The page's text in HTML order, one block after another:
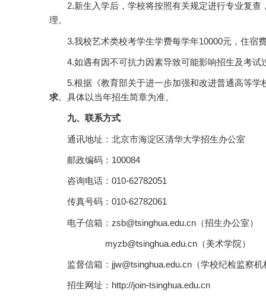
2.新生入学后，学校将按照有关规定进行专业复
理。
3.我校艺术类校考学生学费每学年10000元，住宿
4.如遇有因不可抗力因素导致可能影响招生及考
5.根据《教育部关于进一步加强和改进普通高等
求。具体以当年招生简章为准。
九、联系方式
通讯地址：北京市海淀区清华大学招生办公室
邮政编码：100084
咨询电话：010-62782051
传真号码：010-62782061
电子信箱：zsb@tsinghua.edu.cn（招生办公室）
myzb@tsinghua.edu.cn（美术学院）
监督信箱：jjw@tsinghua.edu.cn（学校纪检监察机
招生网址：http://join-tsinghua.edu.cn